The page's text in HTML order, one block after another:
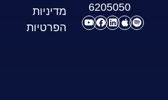
6205050
מדיניות
הפרטיות